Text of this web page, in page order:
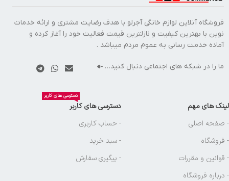
فروشگاه آنلاین لوازم خانگی آجرلو با هدف رضایت مشتری و ارائه خدمات
نوین با بهترین کیفیت و نازلترین قیمت فعالیت خود را آغاز کرده و
آماده خدمت رسانی به عموم مردم میباشد .
ما را در شبکه های اجتماعی دنبال کنید…
لینک های مهم
- صفحه اصلی
- فروشگاه
- قوانین و مقررات
- درباره فروشگاه
دسترسی های کاربر
دسترسی های کاربر
- حساب کاربری
- سبد خرید
- پیگیری سفارش